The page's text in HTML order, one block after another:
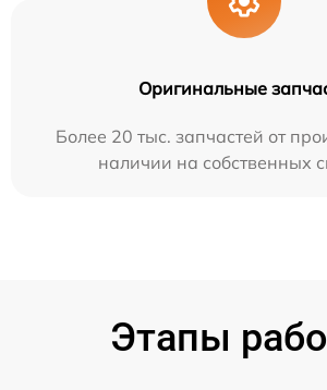
Оригинальные
Более 20 тыс. запчастей от
наличии на собственных
Этапы